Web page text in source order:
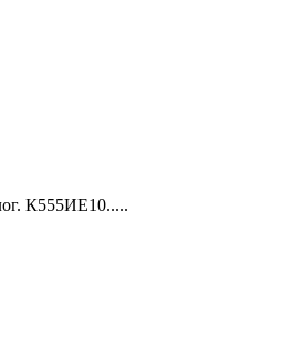
К555ИЕ10.....